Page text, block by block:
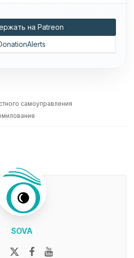
на Patreon
самоуправления
SOVA
WebsiteTwitterFacebook